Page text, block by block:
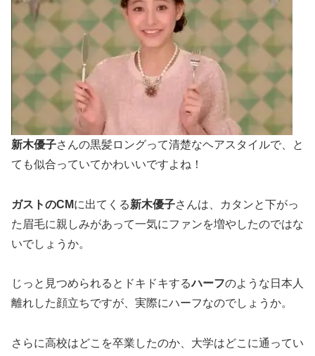
新木優子さんの黒髪ロングって清楚なヘアスタイルで、と
ても似合っていてかわいいですよね！
ガストのCMに出てくる新木優子さんは、カタンと下がっ
た眉毛に親しみがあって一気にファンを増やしたのではな
いでしょうか。
じっと見つめられるとドキドキするハーフのような日本人
離れした顔立ちですが、実際にハーフなのでしょうか。
さらに高校はどこを卒業したのか、大学はどこに通ってい